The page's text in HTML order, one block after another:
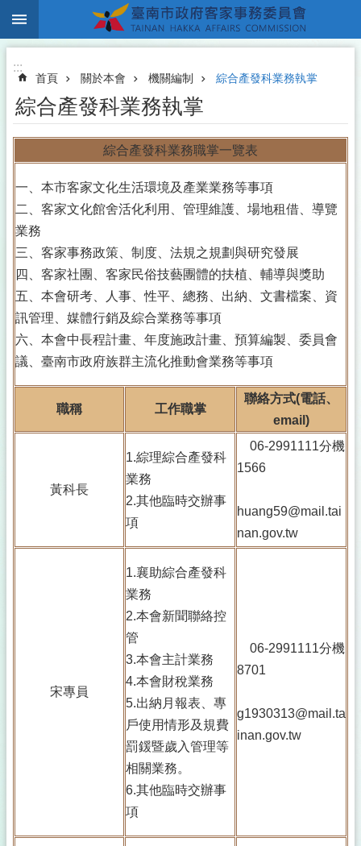
跳到主要內容區塊
:::
首頁 關於本會 機關編制 綜合產發科業務執掌
綜合產發科業務執掌
綜合產發科業務職掌一覽表
一、本市客家文化生活環境及產業業務等事項
二、客家文化館舍活化利用、管理維護、場地租借、導覽
業務
三、客家事務政策、制度、法規之規劃與研究發展
四、客家社團、客家民俗技藝團體的扶植、輔導與獎助
五、本會研考、人事、性平、總務、出納、文書檔案、資
訊管理、媒體行銷及綜合業務等事項
六、本會中長程計畫、年度施政計畫、預算編製、委員會
議、臺南市政府族群主流化推動會業務等事項
職稱 工作職掌
聯絡方式(電話、
email)
黃科長
1.綜理綜合產發科
業務
2.其他臨時交辦事
項
06-2991111分機
1566
huang59@mail.tai
nan.gov.tw
宋專員
1.襄助綜合產發科
業務
2.本會新聞聯絡控
管
3.本會主計業務
4.本會財稅業務
5.出納月報表、專
戶使用情形及規費
罰鍰暨歲入管理等
相關業務。
6.其他臨時交辦事
項
06-2991111分機
8701
g1930313@mail.ta
inan.gov.tw